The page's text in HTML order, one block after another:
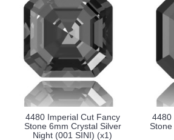
4480 Imperial Cut Fancy
Stone 6mm Crystal Silver
Night (001 SINI) (x1)
4480